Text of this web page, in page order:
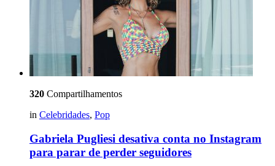
320 Compartilhamentos
in Celebridades, Pop
Gabriela Pugliesi desativa conta no Instagram
para parar de perder seguidores